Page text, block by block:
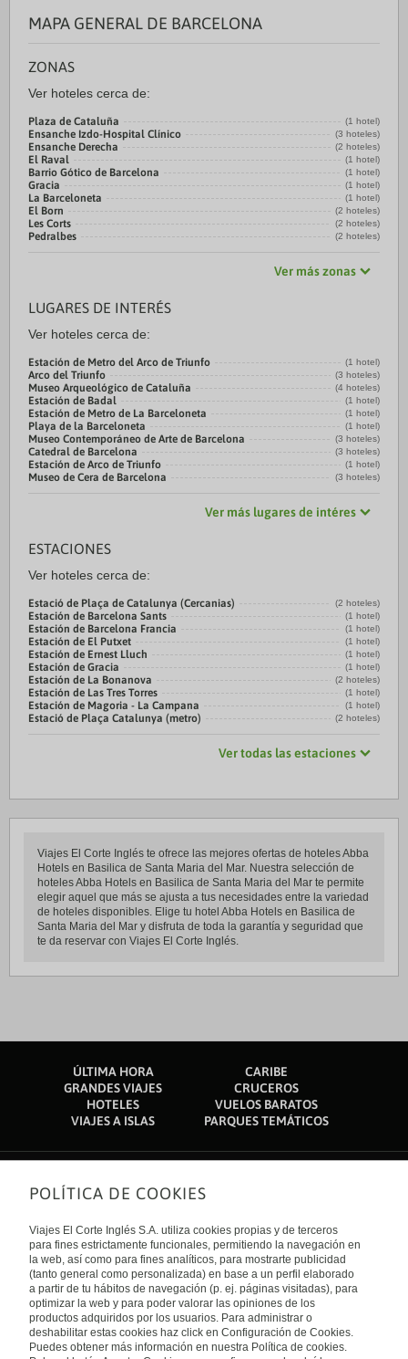
MAPA GENERAL DE BARCELONA
ZONAS
Ver hoteles cerca de:
Plaza de Cataluña (1 hotel)
Ensanche Izdo-Hospital Clínico (3 hoteles)
Ensanche Derecha (2 hoteles)
El Raval (1 hotel)
Barrio Gótico de Barcelona (1 hotel)
Gracia (1 hotel)
La Barceloneta (1 hotel)
El Born (2 hoteles)
Les Corts (2 hoteles)
Pedralbes (2 hoteles)
Ver más zonas
LUGARES DE INTERÉS
Ver hoteles cerca de:
Estación de Metro del Arco de Triunfo (1 hotel)
Arco del Triunfo (3 hoteles)
Museo Arqueológico de Cataluña (4 hoteles)
Estación de Badal (1 hotel)
Estación de Metro de La Barceloneta (1 hotel)
Playa de la Barceloneta (1 hotel)
Museo Contemporáneo de Arte de Barcelona (3 hoteles)
Catedral de Barcelona (3 hoteles)
Estación de Arco de Triunfo (1 hotel)
Museo de Cera de Barcelona (3 hoteles)
Ver más lugares de intéres
ESTACIONES
Ver hoteles cerca de:
Estació de Plaça de Catalunya (Cercanias) (2 hoteles)
Estación de Barcelona Sants (1 hotel)
Estación de Barcelona Francia (1 hotel)
Estación de El Putxet (1 hotel)
Estación de Ernest Lluch (1 hotel)
Estación de Gracia (1 hotel)
Estación de La Bonanova (2 hoteles)
Estación de Las Tres Torres (1 hotel)
Estación de Magoria - La Campana (1 hotel)
Estació de Plaça Catalunya (metro) (2 hoteles)
Ver todas las estaciones
Viajes El Corte Inglés te ofrece las mejores ofertas de hoteles Abba
Hotels en Basilica de Santa Maria del Mar. Nuestra selección de
hoteles Abba Hotels en Basilica de Santa Maria del Mar te permite
elegir aquel que más se ajusta a tus necesidades entre la variedad
de hoteles disponibles. Elige tu hotel Abba Hotels en Basilica de
Santa Maria del Mar y disfruta de toda la garantía y seguridad que
te da reservar con Viajes El Corte Inglés.
ÚLTIMA HORA
CARIBE
GRANDES VIAJES
CRUCEROS
HOTELES
VUELOS BARATOS
VIAJES A ISLAS
PARQUES TEMÁTICOS
Sobre nosotros
Quiénes somos
Financiación
Sostenibilidad
Turismo accesible
Tarjeta El Corte Inglés
Trabaja con nosotros
El Corte Inglés
Canal Ético
Enlaces de interés
Guías de viaje
Catálogos
Auto check-in
Condiciones Generales
Política de privacidad
Política de cookies
Internacional
España
POLÍTICA DE COOKIES
Viajes El Corte Inglés S.A. utiliza cookies propias y de terceros
para fines estrictamente funcionales, permitiendo la navegación en
la web, así como para fines analíticos, para mostrarte publicidad
(tanto general como personalizada) en base a un perfil elaborado
a partir de tu hábitos de navegación (p. ej. páginas visitadas), para
optimizar la web y para poder valorar las opiniones de los
productos adquiridos por los usuarios. Para administrar o
deshabilitar estas cookies haz click en Configuración de Cookies.
Puedes obtener más información en nuestra Política de cookies.